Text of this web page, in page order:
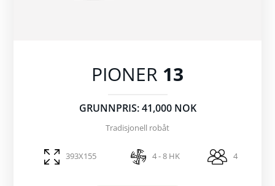
PIONER 13
GRUNNPRIS: 41,000 NOK
Tradisjonell robåt
393X155 4 - 8 HK 4